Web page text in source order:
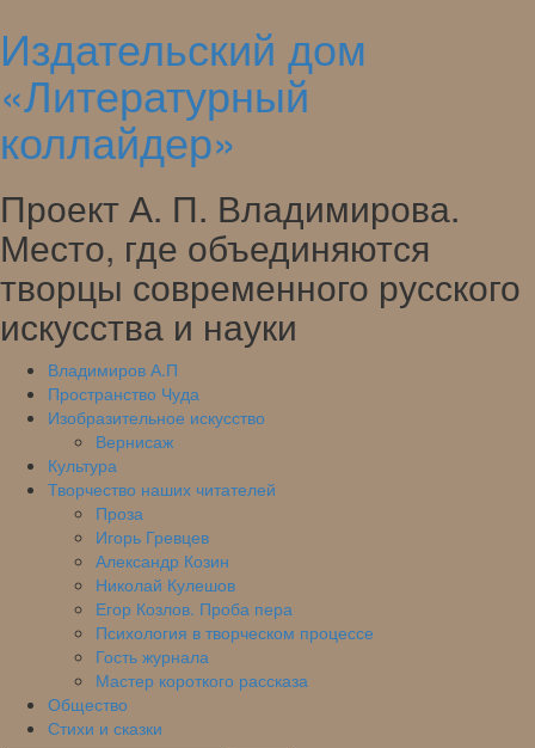
Skip
to
content
Издательский дом
«Литературный
коллайдер»
Проект А. П. Владимирова.
Место, где объединяются
творцы современного русского
искусства и науки
Владимиров А.П
Пространство Чуда
Изобразительное искусство
Вернисаж
Культура
Творчество наших читателей
Проза
Игорь Гревцев
Александр Козин
Николай Кулешов
Егор Козлов. Проба пера
Психология в творческом процессе
Гость журнала
Мастер короткого рассказа
Общество
Стихи и сказки